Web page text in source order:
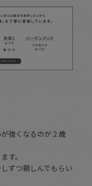
強くなるのが２歳
す。
ずつ親しんでもらい